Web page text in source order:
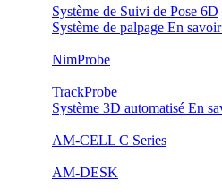
Système de Suivi de Pose 6D
Système de palpage En
NimProbe
TrackProbe
Système 3D automatisé En
AM-CELL C Series
AM-DESK